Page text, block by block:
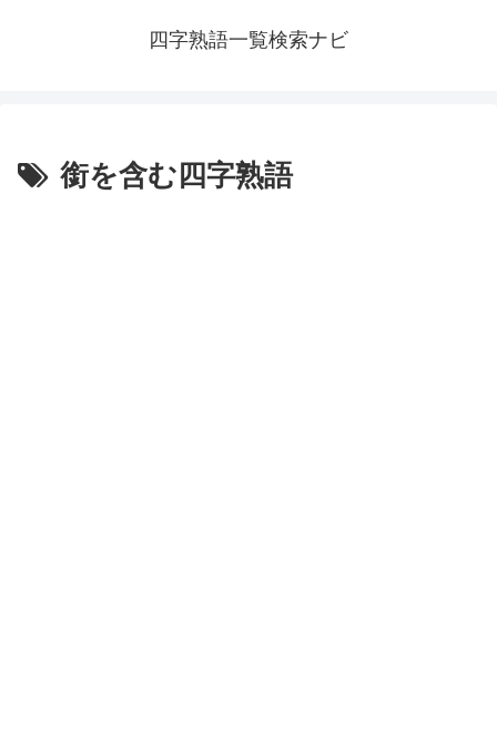
四字熟語一覧検索ナビ
銜を含む四字熟語